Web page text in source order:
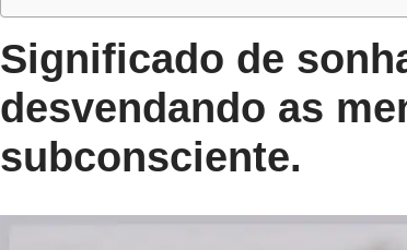
Significado de
desvendando as
subconsciente.